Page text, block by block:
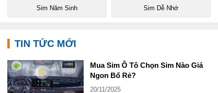
Sim Năm Sinh Sim Dễ Nhớ
TIN TỨC MỚI
Mua Sim Ô Tô Chọn Sim Nào Giá
Ngon Bổ Rẻ?
20/11/2025